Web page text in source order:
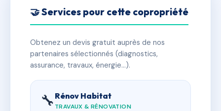
🤝 Services pour cette copropriété
Obtenez un devis gratuit auprès de nos
partenaires sélectionnés (diagnostics,
assurance, travaux, énergie…).
🔧 Rénov Habitat
TRAVAUX & RÉNOVATION